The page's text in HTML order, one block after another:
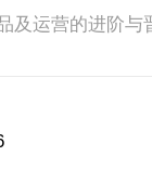
及运营的进阶与